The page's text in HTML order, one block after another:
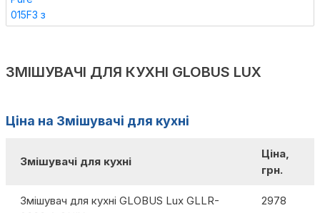
ЗМІШУВАЧІ ДЛЯ КУХНІ GLOBUS LUX
Ціна на Змішувачі для кухні
Змішувачі для кухні
Ціна,
грн.
Змішувач для кухні GLOBUS Lux GLLR-
2978